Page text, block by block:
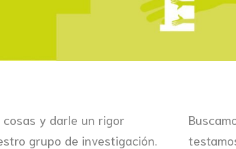
y darle un rigor
grupo de investigación.